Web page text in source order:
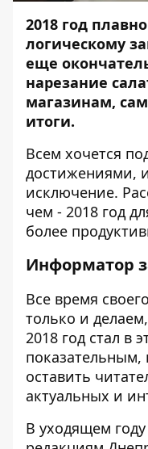
2018 год
логическому
еще
нарезание
магазинам,
итоги.
Всем хочется
достижениями, и
исключение.
чем - 2018 год
более
Информатор
Все время
только и
2018 год стал в
оставить
актуальных и
В уходящем